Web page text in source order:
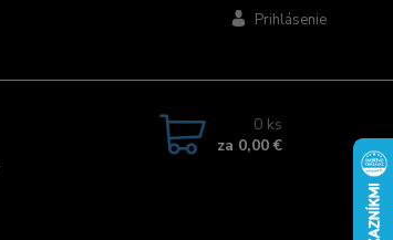
Prihlásenie
0 ks
za 0,00 €